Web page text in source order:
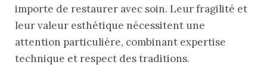
importe de restaurer avec soin. Leur fragilité et
leur valeur esthétique nécessitent une
attention particulière, combinant expertise
technique et respect des traditions.